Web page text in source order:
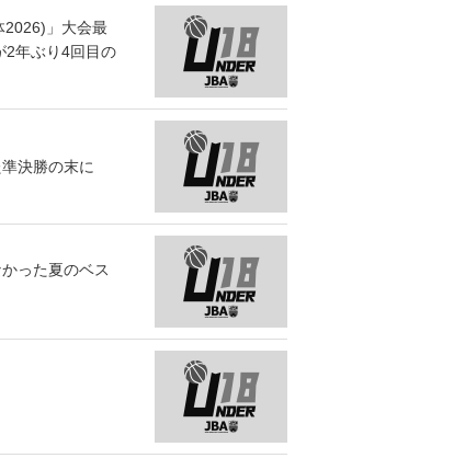
2026)」大会最
2年ぶり4回目の
決勝の末に
った夏のベス